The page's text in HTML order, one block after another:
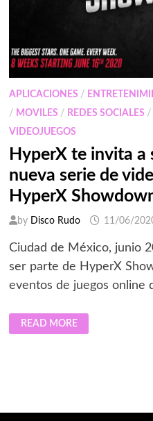
APLICACIONES /
/ MOVILES / REDES SOCIALES /
VIDEOJUEGOS
HyperX te invita a
nueva serie de
HyperX
by Disco Rudo 11/06/
Ciudad de México, junio
ser parte de HyperX
eventos de juegos online
HYPERX
TE
DE
READ MORE